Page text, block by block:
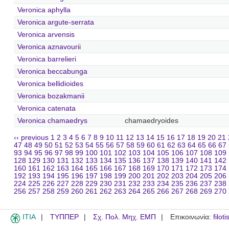
Veronica aphylla
Veronica argute-serrata
Veronica arvensis
Veronica aznavourii
Veronica barrelieri
Veronica beccabunga
Veronica bellidioides
Veronica bozakmanii
Veronica catenata
Veronica chamaedrys
chamaedryoides
‹‹ previous 1 2 3 4 5 6 7 8 9 10 11 12 13 14 15 16 17 18 19 20 21
47 48 49 50 51 52 53 54 55 56 57 58 59 60 61 62 63 64 65 66 67
93 94 95 96 97 98 99 100 101 102 103 104 105 106 107 108 109
128 129 130 131 132 133 134 135 136 137 138 139 140 141 142
160 161 162 163 164 165 166 167 168 169 170 171 172 173 174
192 193 194 195 196 197 198 199 200 201 202 203 204 205 206
224 225 226 227 228 229 230 231 232 233 234 235 236 237 238
256 257 258 259 260 261 262 263 264 265 266 267 268 269 270
ITIA ΤΥΠΠΕΡ Σχ. Πολ. Μηχ. ΕΜΠ Επικοινωνία: